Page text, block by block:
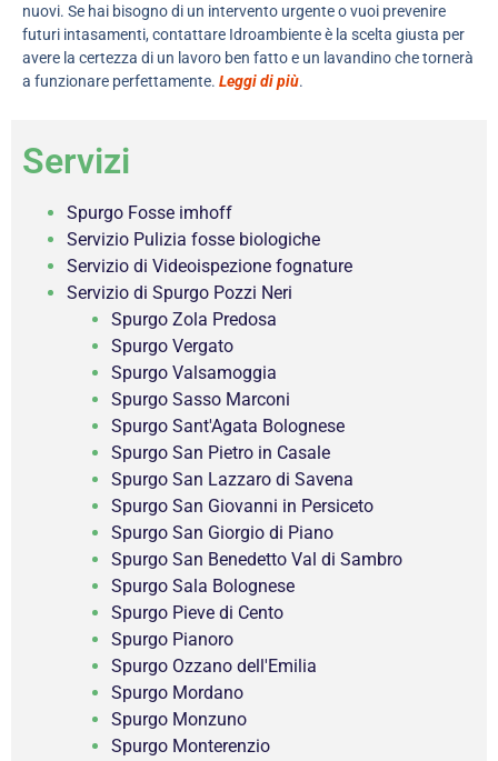
nuovi. Se hai bisogno di un intervento urgente o vuoi prevenire
futuri intasamenti, contattare Idroambiente è la scelta giusta per
avere la certezza di un lavoro ben fatto e un lavandino che tornerà
a funzionare perfettamente. Leggi di più.
Servizi
Spurgo Fosse imhoff
Servizio Pulizia fosse biologiche
Servizio di Videoispezione fognature
Servizio di Spurgo Pozzi Neri
Spurgo Zola Predosa
Spurgo Vergato
Spurgo Valsamoggia
Spurgo Sasso Marconi
Spurgo Sant'Agata Bolognese
Spurgo San Pietro in Casale
Spurgo San Lazzaro di Savena
Spurgo San Giovanni in Persiceto
Spurgo San Giorgio di Piano
Spurgo San Benedetto Val di Sambro
Spurgo Sala Bolognese
Spurgo Pieve di Cento
Spurgo Pianoro
Spurgo Ozzano dell'Emilia
Spurgo Mordano
Spurgo Monzuno
Spurgo Monterenzio